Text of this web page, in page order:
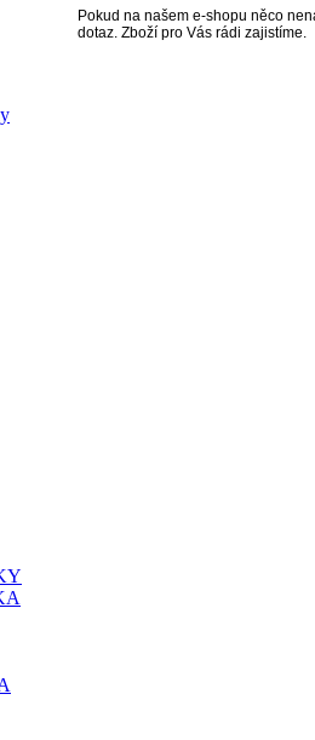
Pokud na našem e-shopu něco
dotaz. Zboží pro Vás rádi zajistíme.